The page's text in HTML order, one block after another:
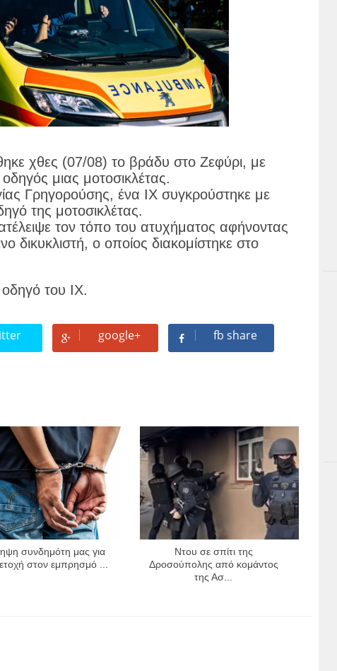
χθες (07/08) το βράδυ στο Ζεφύρι, με
μιας μοτοσικλέτας.
Γρηγορούσης, ένα ΙΧ συγκρούστηκε με
της μοτοσικλέτας.
τον τόπο του ατυχήματος αφήνοντας
δικυκλιστή, ο οποίος διακομίστηκε στο
του ΙΧ.
google+ fb share
συνδημότη μας για
στον εμπρησμό ...
Ντου σε σπίτι της
Δροσούπολης από κομάντος
της Ασ...